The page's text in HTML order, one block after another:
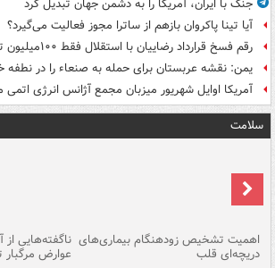
جنگ با ایران، آمریکا را به دشمن جهان تبدیل کرد
آیا تینا پاکروان بازهم از ساترا مجوز فعالیت می‌گیرد؟
رقم فسخ قرارداد رضاییان با استقلال فقط ۱۰۰میلیون تومان!
یمن: نقشه عربستان برای حمله به صنعاء را در نطفه
آمریکا اوایل شهریور میزبان مجمع آژانس انرژی
سلامت
اهمیت تشخیص زودهنگام بیماری‌های
دریچه‌ای قلب
ناگفته‌هایی
عوارض مرگبار